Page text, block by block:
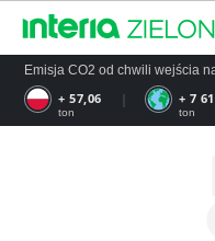
Emisja CO2 od chwili wejścia
+ 57,06
ton
+ 7
ton